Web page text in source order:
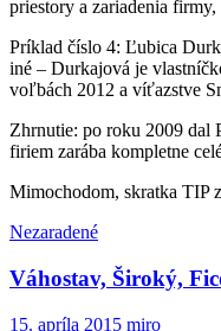
priestory a zariadenia
Príklad číslo 4: Ľubica
iné – Durkajová je
voľbách 2012 a víťazstve
Zhrnutie: po roku 2009 dal
firiem zarába kompletne
Mimochodom, skratka TIP
Nezaradené
Váhostav, Široký,
15. apríla 2015 miro